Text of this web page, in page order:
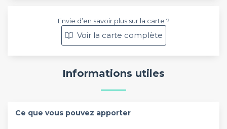
Envie d’en savoir plus sur la carte ?
Voir la carte complète
Informations utiles
Ce que vous pouvez apporter